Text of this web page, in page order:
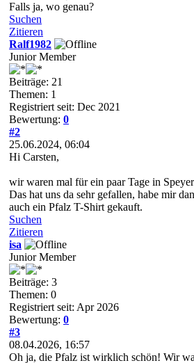
Falls ja, wo genau?
Suchen
Zitieren
Ralf1982
Junior Member
Beiträge: 21
Themen: 1
Registriert seit: Dec 2021
Bewertung: 0
#2
25.06.2024, 06:04
Hi Carsten,
wir waren mal für ein paar Tage in
Das hat uns da sehr gefallen, habe mir
auch ein Pfalz T-Shirt gekauft.
Suchen
Zitieren
isa
Junior Member
Beiträge: 3
Themen: 0
Registriert seit: Apr 2026
Bewertung: 0
#3
08.04.2026, 16:57
Oh ja, die Pfalz ist wirklich schön! Wir